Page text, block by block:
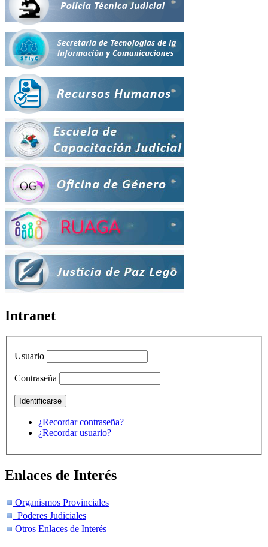
Intranet
Usuario
Contraseña
¿Recordar contraseña?
¿Recordar usuario?
Enlaces de Interés
Organismos Provinciales
Poderes Judiciales
Otros Enlaces de Interés